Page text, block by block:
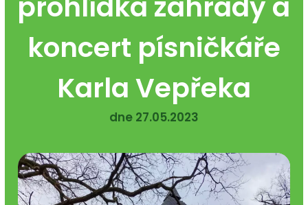
koncert písničkáře
Karla Vepřeka
dne 27.05.2023